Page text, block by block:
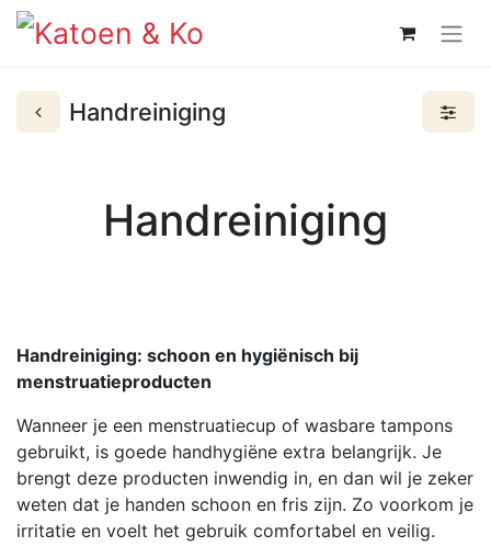
Handreiniging
Handreiniging
Handreiniging: schoon en hygiënisch bij
menstruatieproducten
Wanneer je een menstruatiecup of wasbare tampons
gebruikt, is goede handhygiëne extra belangrijk. Je
brengt deze producten inwendig in, en dan wil je zeker
weten dat je handen schoon en fris zijn. Zo voorkom je
irritatie en voelt het gebruik comfortabel en veilig.